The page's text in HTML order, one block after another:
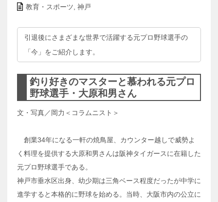
教育・スポーツ 神戸
引退後にさまざまな世界で活躍する元プロ野球選手の
「今」をご紹介します。
釣り好きのマスターと慕われる元プロ
野球選手・大原和男さん
文・写真／岡力＜コラムニスト＞
創業34年になる一軒の焼鳥屋、カウンター越しで威勢よ
く料理を提供する大原和男さんは阪神タイガースに在籍した
元プロ野球選手である。
神戸市垂水区出身、幼少期は三角ベース程度だったが中学に
進学すると本格的に野球を始める。当時、大阪市内の公立に